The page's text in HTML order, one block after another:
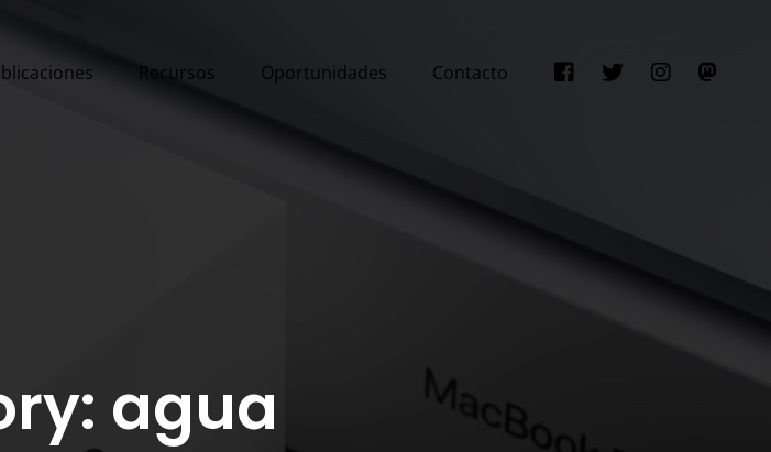
Recursos Oportunidades Contacto
agua